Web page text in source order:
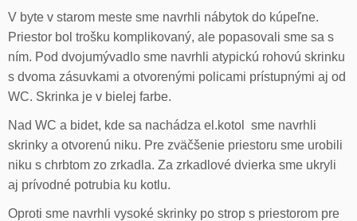
V byte v starom meste sme navrhli nábytok do kúpeľne.
Priestor bol trošku komplikovaný, ale popasovali sme sa s
ním. Pod dvojumývadlo sme navrhli atypickú rohovú skrinku
s dvoma zásuvkami a otvorenými policami prístupnými aj od
WC. Skrinka je v bielej farbe.
Nad WC a bidet, kde sa nachádza el.kotol sme navrhli
skrinky a otvorenú niku. Pre zväčšenie priestoru sme urobili
niku s chrbtom zo zrkadla. Za zrkadlové dvierka sme ukryli
aj prívodné potrubia ku kotlu.
Oproti sme navrhli vysoké skrinky po strop s priestorom pre